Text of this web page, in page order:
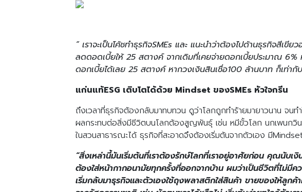
“ เราจะเป็นโค้ชทำธุรกิจSMEs และ แนะนำว่าต้องไปด้านธุรกิจสี
ลดดอดเบี้ยให้ 25 สตางค์ จากเดิมที่เคยจ่ายดอกเบี้ยประมาณ 6%
ดอกเบี้ยได้เลย 25 สตางค์ หากวงเงินสินเชื่อ100 ล้านบาท ก็เท่า
แก่นแท้ESG เติบโตได้ด้วย Mindset ของSMEs หัวใจกรีน
ถึงเวลาที่ธุรกิจต้องกลับมาทบทวน ดูว่าโลกถูกทำร้ายมายาวนาน จ
ผลกระทบต่อสิ่งมีชีวิตบนโลกต้องสูญพันธ์ุ เช่น หมีขั้วโลก นกเพนกวิ
ในสวนสาธารณะได้ ธุรกิจที่สะอาดจึงต้องเริ่มต้นจากตัวเอง มี
“สิ่งเหล่านี้มันเริ่มต้นที่เราต้องรักษ์โลกที่เราอยู่อาศัยก่อน คุณนั
ต้องใส่หน้ากากอนามัยทุกครั้งที่ออกจากบ้าน ผมว่าเป็นชีวิตที่ไม่มี
เริ่มกลับมาธุรกิจและตัวเองใช้ถุงพลาสติกใส่สินค้า ขายของให้ลู